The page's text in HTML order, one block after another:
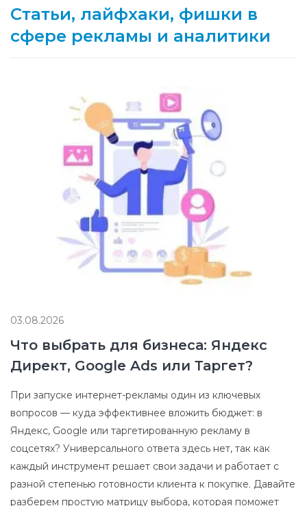
Базовая настройка Битрикс24
Статьи, лайфхаки, фишки в
сфере рекламы и аналитики
03.08.2026
Что выбрать для бизнеса: Яндекс
Директ, Google Ads или Таргет?
При запуске интернет-рекламы один из ключевых
вопросов — куда эффективнее вложить бюджет: в
Яндекс, Google или таргетированную рекламу в
соцсетях? Универсального ответа здесь нет, так как
каждый инструмент решает свои задачи и работает с
разной степенью готовности клиента к покупке. Давайте
разберем простую матрицу выбора, которая поможет